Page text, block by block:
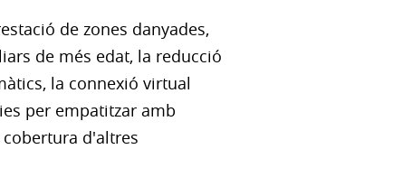
de zones danyades,
de més edat, la reducció
la connexió virtual
per empatitzar amb
d'altres